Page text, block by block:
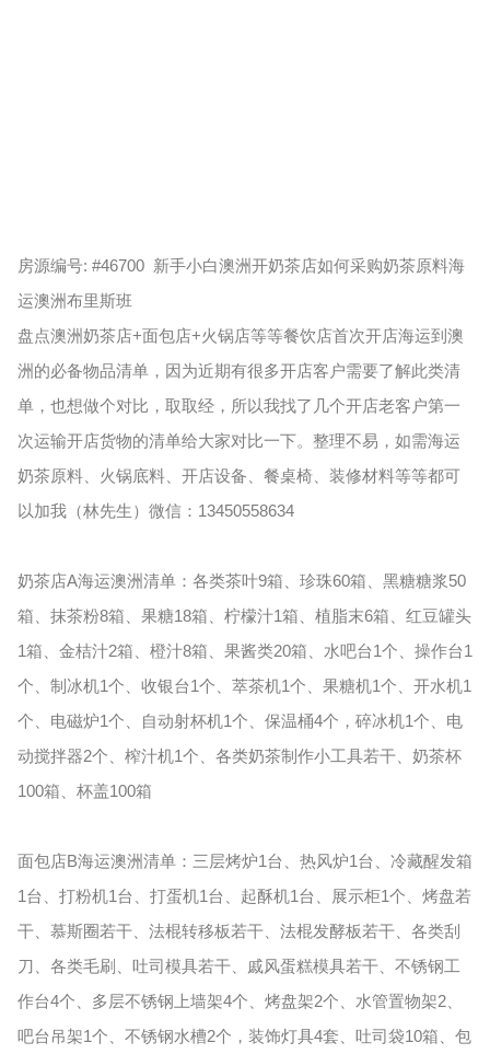
房源编号: #46700 新手小白澳洲开奶茶店如何采购奶茶原料海
运澳洲布里斯班
盘点澳洲奶茶店+面包店+火锅店等等餐饮店首次开店海运到澳
洲的必备物品清单，因为近期有很多开店客户需要了解此类清
单，也想做个对比，取取经，所以我找了几个开店老客户第一
次运输开店货物的清单给大家对比一下。整理不易，如需海运
奶茶原料、火锅底料、开店设备、餐桌椅、装修材料等等都可
以加我（林先生）微信：13450558634
奶茶店A海运澳洲清单：各类茶叶9箱、珍珠60箱、黑糖糖浆50
箱、抹茶粉8箱、果糖18箱、柠檬汁1箱、植脂末6箱、红豆罐头
1箱、金桔汁2箱、橙汁8箱、果酱类20箱、水吧台1个、操作台1
个、制冰机1个、收银台1个、萃茶机1个、果糖机1个、开水机1
个、电磁炉1个、自动射杯机1个、保温桶4个，碎冰机1个、电
动搅拌器2个、榨汁机1个、各类奶茶制作小工具若干、奶茶杯
100箱、杯盖100箱
面包店B海运澳洲清单：三层烤炉1台、热风炉1台、冷藏醒发箱
1台、打粉机1台、打蛋机1台、起酥机1台、展示柜1个、烤盘若
干、慕斯圈若干、法棍转移板若干、法棍发酵板若干、各类刮
刀、各类毛刷、吐司模具若干、戚风蛋糕模具若干、不锈钢工
作台4个、多层不锈钢上墙架4个、烤盘架2个、水管置物架2、
吧台吊架1个、不锈钢水槽2个，装饰灯具4套、吐司袋10箱、包